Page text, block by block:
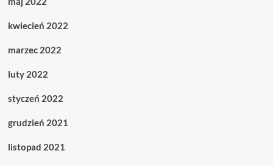
kwiecień 2022
marzec 2022
luty 2022
styczeń 2022
grudzień 2021
listopad 2021